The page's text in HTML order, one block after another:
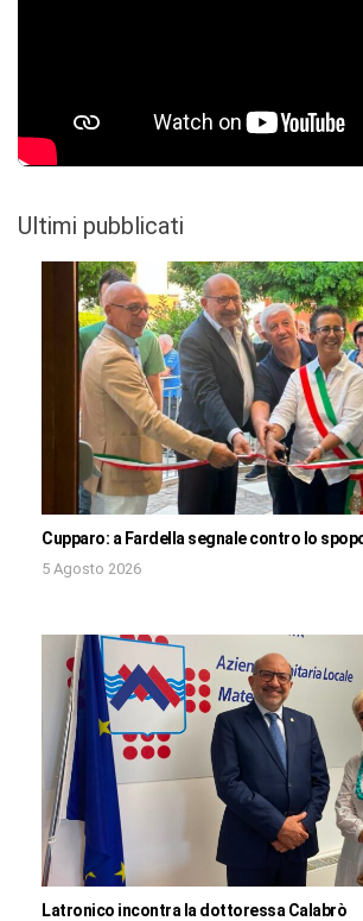
Ultimi pubblicati
Cupparo: a Fardella segnale contro lo
5 Agosto 2026
Latronico incontra la dottoressa Calabrò